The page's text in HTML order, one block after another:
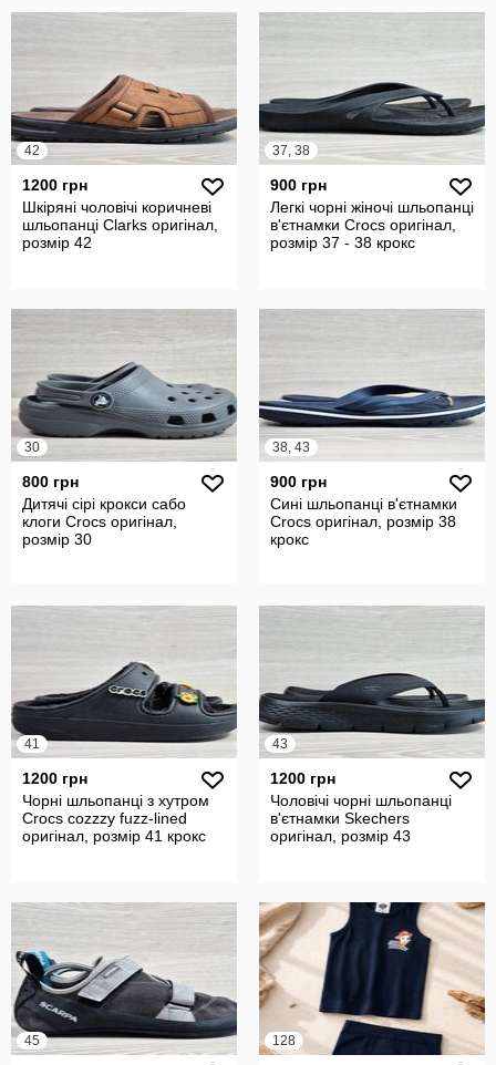
42
1200 грн
Шкіряні чоловічі коричневі
шльопанці Clarks оригінал,
розмір 42
37, 38
900 грн
Легкі чорні жіночі шльопанці
в'єтнамки Crocs оригінал,
розмір 37 - 38 крокс
30
800 грн
Дитячі сірі крокси сабо
клоги Crocs оригінал,
розмір 30
38, 43
900 грн
Сині шльопанці в'єтнамки
Crocs оригінал, розмір 38
крокс
41
1200 грн
Чорні шльопанці з хутром
Crocs cozzzy fuzz-lined
оригінал, розмір 41 крокс
43
1200 грн
Чоловічі чорні шльопанці
в'єтнамки Skechers
оригінал, розмір 43
45 128